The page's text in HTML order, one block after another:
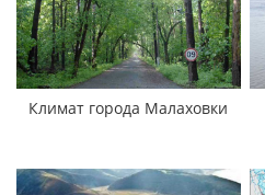
Климат города Малаховки